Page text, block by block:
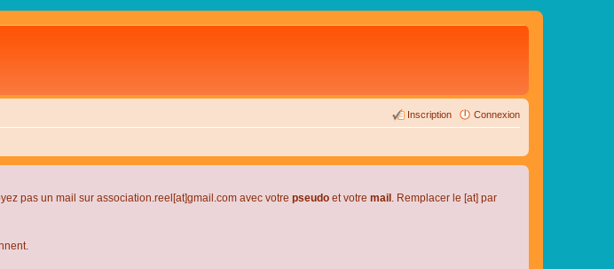
Connexion
Inscription
pas un mail sur association.reel[at]gmail.com avec votre pseudo et votre mail . Remplacer le [at] par